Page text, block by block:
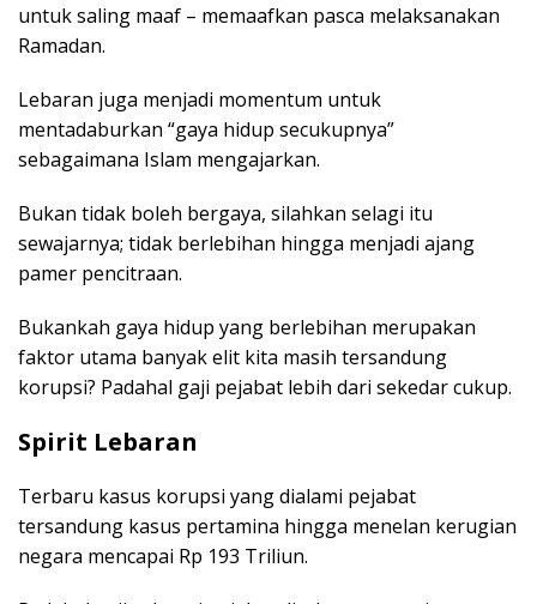
untuk saling maaf – memaafkan pasca melaksanakan
Ramadan.
Lebaran juga menjadi momentum untuk
mentadaburkan “gaya hidup secukupnya”
sebagaimana Islam mengajarkan.
Bukan tidak boleh bergaya, silahkan selagi itu
sewajarnya; tidak berlebihan hingga menjadi ajang
pamer pencitraan.
Bukankah gaya hidup yang berlebihan merupakan
faktor utama banyak elit kita masih tersandung
korupsi? Padahal gaji pejabat lebih dari sekedar cukup.
Spirit Lebaran
Terbaru kasus korupsi yang dialami pejabat
tersandung kasus pertamina hingga menelan kerugian
negara mencapai Rp 193 Triliun.